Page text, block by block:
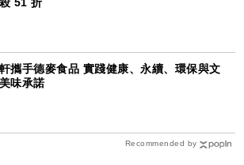
攜手德麥食品 實踐健康、永續、環保與文
味承諾
Recommended by